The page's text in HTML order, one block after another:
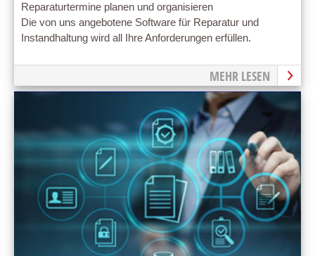
Reparaturtermine planen und organisieren
Die von uns angebotene Software für Reparatur und
Instandhaltung wird all Ihre Anforderungen erfüllen.
MEHR LESEN